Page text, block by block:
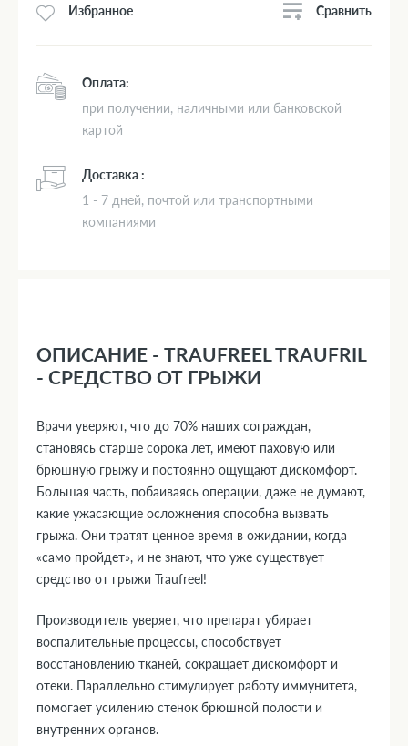
Избранное Сравнить
Оплата:
при получении, наличными или банковской
картой
Доставка :
1 - 7 дней, почтой или транспортными
компаниями
ОПИСАНИЕ - TRAUFREEL TRAUFRIL
- СРЕДСТВО ОТ ГРЫЖИ
Врачи уверяют, что до 70% наших сограждан,
становясь старше сорока лет, имеют паховую или
брюшную грыжу и постоянно ощущают дискомфорт.
Большая часть, побаиваясь операции, даже не думают,
какие ужасающие осложнения способна вызвать
грыжа. Они тратят ценное время в ожидании, когда
«само пройдет», и не знают, что уже существует
средство от грыжи Traufreel!
Производитель уверяет, что препарат убирает
воспалительные процессы, способствует
восстановлению тканей, сокращает дискомфорт и
отеки. Параллельно стимулирует работу иммунитета,
помогает усилению стенок брюшной полости и
внутренних органов.